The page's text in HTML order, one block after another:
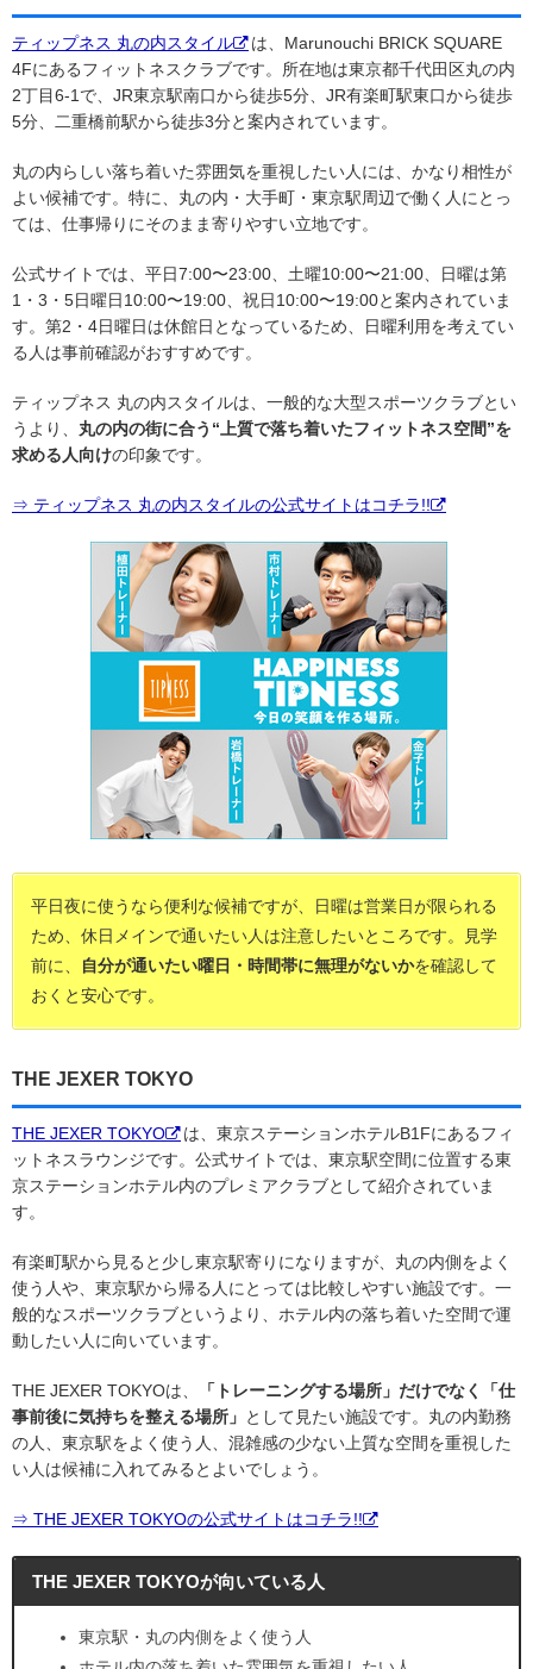
ティップネス 丸の内スタイル
は、Marunouchi BRICK SQUARE
4Fにあるフィットネスクラブです。所在地は東京都千代田区丸の内
2丁目6-1で、JR東京駅南口から徒歩5分、JR有楽町駅東口から徒歩
5分、二重橋前駅から徒歩3分と案内されています。
丸の内らしい落ち着いた雰囲気を重視したい人には、かなり相性が
よい候補です。特に、丸の内・大手町・東京駅周辺で働く人にとっ
ては、仕事帰りにそのまま寄りやすい立地です。
公式サイトでは、平日7:00〜23:00、土曜10:00〜21:00、日曜は第
1・3・5日曜日10:00〜19:00、祝日10:00〜19:00と案内されていま
す。第2・4日曜日は休館日となっているため、日曜利用を考えてい
る人は事前確認がおすすめです。
ティップネス 丸の内スタイルは、一般的な大型スポーツクラブとい
うより、 丸の内の街に合う“上質で落ち着いたフィットネス空間”を
求める人向けの印象です。
⇒ ティップネス 丸の内スタイルの公式サイトはコチラ!!
平日夜に使うなら便利な候補ですが、日曜は営業日が限られる
ため、休日メインで通いたい人は注意したいところです。見学
前に、
自分が通いたい曜日・時間帯に無理がないかを確認して
おくと安心です。
THE JEXER TOKYO
THE JEXER TOKYO
は、東京ステーションホテルB1Fにあるフィ
ットネスラウンジです。公式サイトでは、東京駅空間に位置する東
京ステーションホテル内のプレミアクラブとして紹介されていま
す。
有楽町駅から見ると少し東京駅寄りになりますが、丸の内側をよく
使う人や、東京駅から帰る人にとっては比較しやすい施設です。一
般的なスポーツクラブというより、ホテル内の落ち着いた空間で運
動したい人に向いています。
THE JEXER TOKYOは、
「トレーニングする場所」だけでなく「仕
事前後に気持ちを整える場所」 として見たい施設です。丸の内勤務
の人、東京駅をよく使う人、混雑感の少ない上質な空間を重視した
い人は候補に入れてみるとよいでしょう。
⇒ THE JEXER TOKYOの公式サイトはコチラ!!
THE JEXER TOKYOが向いている人
東京駅・丸の内側をよく使う人